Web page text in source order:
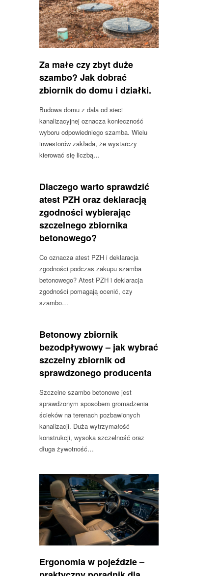
Za małe czy zbyt duże
szambo? Jak dobrać
zbiornik do domu i działki.
Budowa domu z dala od sieci
kanalizacyjnej oznacza konieczność
wyboru odpowiedniego szamba. Wielu
inwestorów zakłada, że wystarczy
kierować się liczbą…
Dlaczego warto sprawdzić
atest PZH oraz deklaracją
zgodności wybierając
szczelnego zbiornika
betonowego?
Co oznacza atest PZH i deklaracja
zgodności podczas zakupu szamba
betonowego? Atest PZH i deklaracja
zgodności pomagają ocenić, czy
szambo…
Betonowy zbiornik
bezodpływowy – jak wybrać
szczelny zbiornik od
sprawdzonego producenta
Szczelne szambo betonowe jest
sprawdzonym sposobem gromadzenia
ścieków na terenach pozbawionych
kanalizacji. Duża wytrzymałość
konstrukcji, wysoka szczelność oraz
długa żywotność…
Ergonomia w pojeździe –